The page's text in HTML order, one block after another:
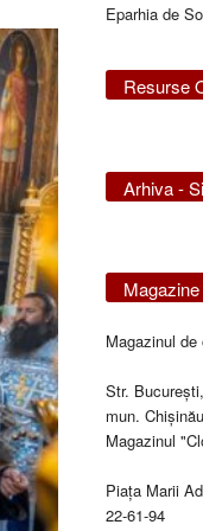
Eparhia de
Resurse
Arhiva -
Magazinul
Str.
mun.
Magazinul
Piaţa Marii
22-61-94